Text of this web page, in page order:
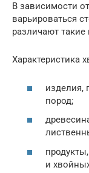
В зависимости
варьироваться
различают
Характеристика
изделия,
пород;
и